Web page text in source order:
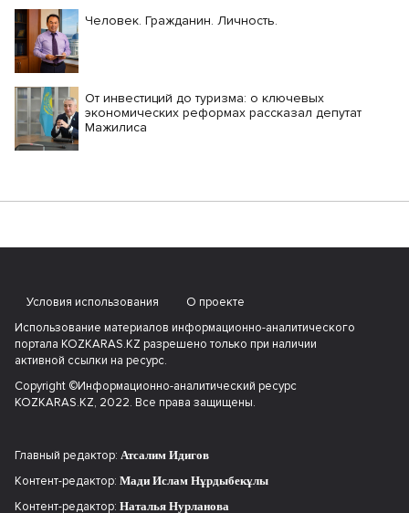
Человек. Гражданин. Личность.
От инвестиций до туризма: о ключевых
экономических реформах рассказал депутат
Мажилиса
Условия использования
О проекте
Использование материалов информационно-аналитического
портала KOZKARAS.KZ разрешено только при наличии
активной ссылки на ресурс.
Copyright ©Информационно-аналитический ресурс
KOZKARAS.KZ, 2022. Все права защищены.
Главный редактор: Атсалим Идигов
Контент-редактор: Мади Ислам Нұрдыбекұлы
Контент-редактор: Наталья Нурланова